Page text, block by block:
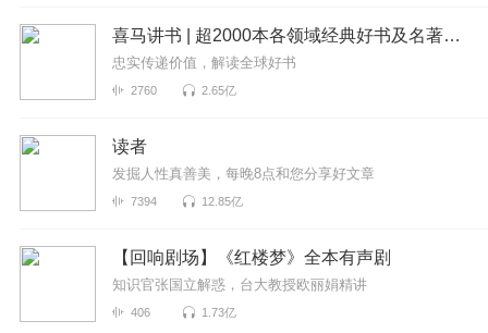
喜马讲书 | 超2000本各领域经典好书及名著精讲 | 每天25分钟为你深度解读一本书
忠实传递价值，解读全球好书
2760 2.65亿
读者
发掘人性真善美，每晚8点和您分享好文章
7394 12.85亿
【回响剧场】《红楼梦》全本有声剧
知识官张国立解惑，台大教授欧丽娟精讲
406 1.73亿